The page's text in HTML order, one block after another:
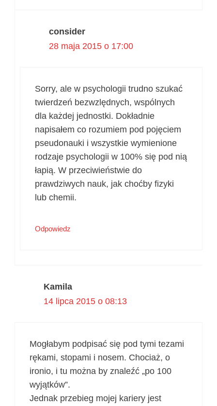
consider
28 maja 2015 o 17:00
Sorry, ale w psychologii trudno szukać
twierdzeń bezwzlędnych, wspólnych
dla każdej jednostki. Dokładnie
napisałem co rozumiem pod pojęciem
pseudonauki i wszystkie wymienione
rodzaje psychologii w 100% się pod nią
łapią. W przeciwieństwie do
prawdziwych nauk, jak choćby fizyki
lub chemii.
Odpowiedz
Kamila
14 lipca 2015 o 08:13
Mogłabym podpisać się pod tymi tezami
rękami, stopami i nosem. Chociaż, o
ironio, i tu można by znaleźć „po 100
wyjątków”.
Jednak przebieg mojej kariery jest